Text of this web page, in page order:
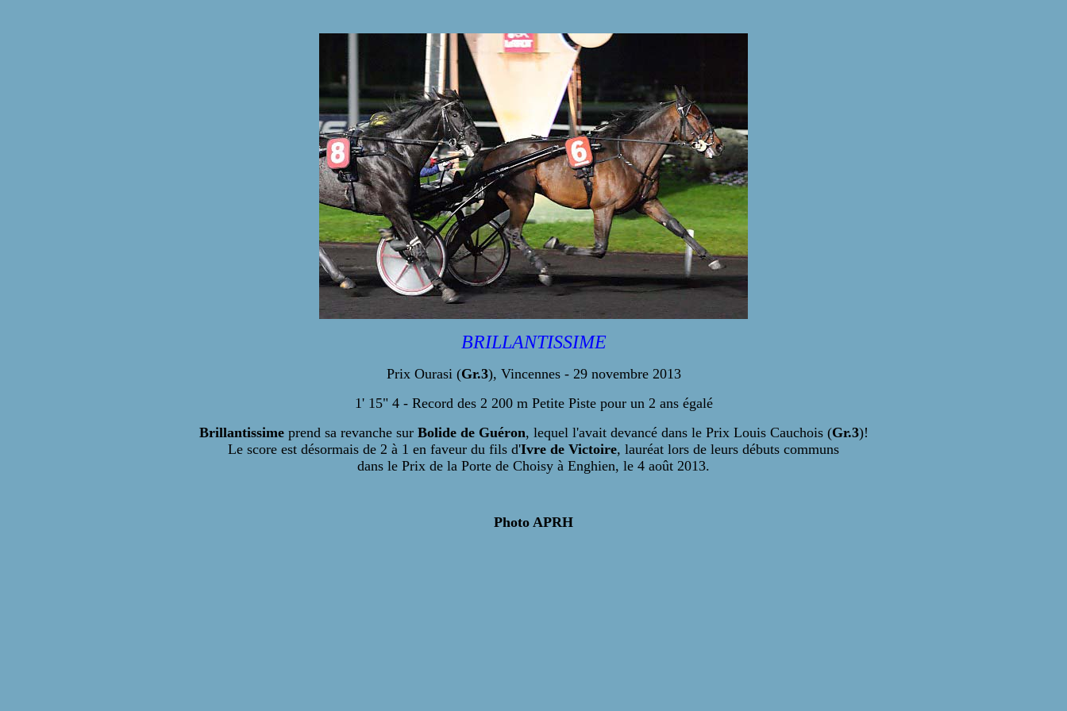
BRILLANTISSIME
Prix Ourasi (Gr.3), Vincennes - 29 novembre 2013
1' 15" 4 - Record des 2 200 m Petite Piste pour un 2 ans égalé
Brillantissime prend sa revanche sur Bolide de Guéron, lequel l'avait devancé dans le Prix Louis Cauchois (Gr.3)!
Le score est désormais de 2 à 1 en faveur du fils d'Ivre de Victoire, lauréat lors de leurs débuts communs
dans le Prix de la Porte de Choisy à Enghien, le 4 août 2013.
Photo APRH